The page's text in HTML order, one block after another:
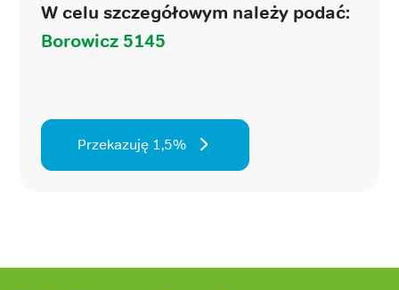
W celu szczegółowym należy podać:
Borowicz 5145
Przekazuję 1,5%